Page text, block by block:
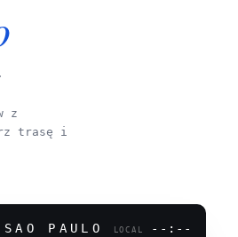
z
trasę i
PAULO LOCAL --:--